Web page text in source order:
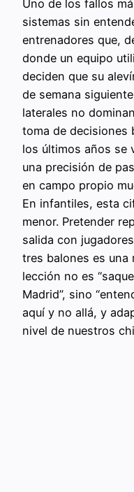
Uno de los fallos
sistemas sin
entrenadores que,
donde un equipo
deciden que su
de semana
laterales no
toma de decisiones
los últimos años se
una precisión de
en campo propio
En infantiles, esta
menor. Pretender
salida con
tres balones es una
lección no es
Madrid”, sino
aquí y no allá, y
nivel de nuestros